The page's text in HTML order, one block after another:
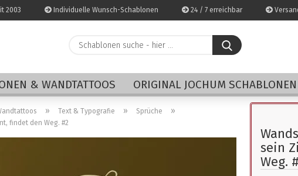
2003 Individuelle Wunsch-Schablonen 24 / 7 erreichbar
E-Mail
Schablonen
suche
hier
...
& WANDTATTOOS ORIGINAL JOCHUM SCHABLONEN
» Text & Typografie » Sprüche »
findet den Weg. #2
sein
Weg.